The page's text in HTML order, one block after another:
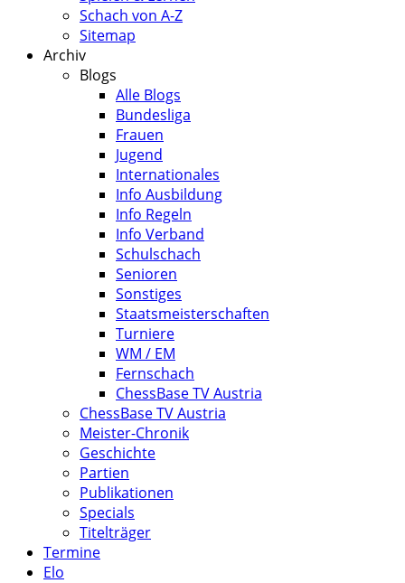
Schach von A-Z
Sitemap
Archiv
Blogs
Alle Blogs
Bundesliga
Frauen
Jugend
Internationales
Info Ausbildung
Info Regeln
Info Verband
Schulschach
Senioren
Sonstiges
Staatsmeisterschaften
Turniere
WM / EM
Fernschach
ChessBase TV Austria
ChessBase TV Austria
Meister-Chronik
Geschichte
Partien
Publikationen
Specials
Titelträger
Termine
Elo